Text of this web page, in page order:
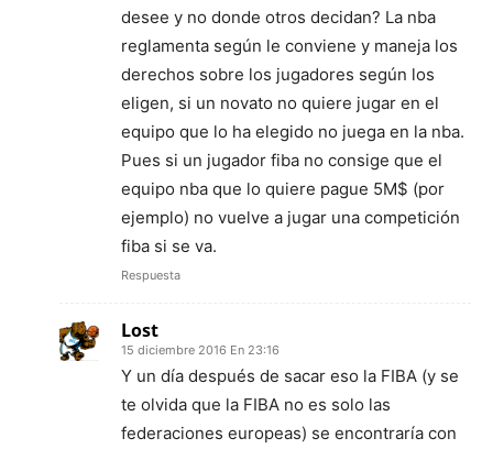
desee y no donde otros decidan? La nba
reglamenta según le conviene y maneja los
derechos sobre los jugadores según los
eligen, si un novato no quiere jugar en el
equipo que lo ha elegido no juega en la nba.
Pues si un jugador fiba no consige que el
equipo nba que lo quiere pague 5M$ (por
ejemplo) no vuelve a jugar una competición
fiba si se va.
Respuesta
Lost
15 diciembre 2016 En 23:16
Y un día después de sacar eso la FIBA (y se
te olvida que la FIBA no es solo las
federaciones europeas) se encontraría con